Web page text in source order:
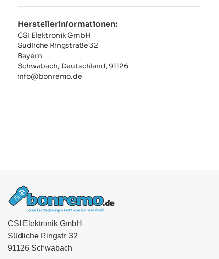
Herstellerinformationen:
CSI Elektronik GmbH
Südliche Ringstraße 32
Bayern
Schwabach, Deutschland, 91126
info@bonremo.de
CSI Elektronik GmbH
Südliche Ringstr. 32
91126 Schwabach